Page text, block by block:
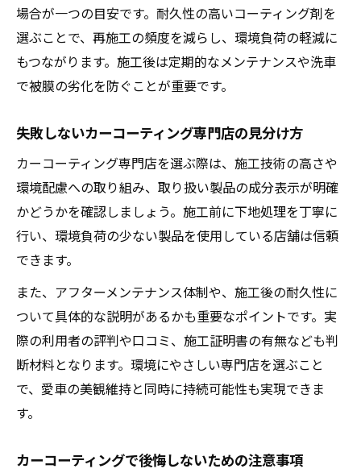
場合が一つの目安です。耐久性の高いコーティング剤を
選ぶことで、再施工の頻度を減らし、環境負荷の軽減に
もつながります。施工後は定期的なメンテナンスや洗車
で被膜の劣化を防ぐことが重要です。
失敗しないカーコーティング専門店の見分け方
カーコーティング専門店を選ぶ際は、施工技術の高さや
環境配慮への取り組み、取り扱い製品の成分表示が明確
かどうかを確認しましょう。施工前に下地処理を丁寧に
行い、環境負荷の少ない製品を使用している店舗は信頼
できます。
また、アフターメンテナンス体制や、施工後の耐久性に
ついて具体的な説明があるかも重要なポイントです。実
際の利用者の評判や口コミ、施工証明書の有無なども判
断材料となります。環境にやさしい専門店を選ぶこと
で、愛車の美観維持と同時に持続可能性も実現できま
す。
カーコーティングで後悔しないための注意事項